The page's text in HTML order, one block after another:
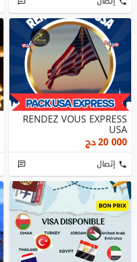
RENDEZ VOUS EXPRESS
USA
20 000دج
إتصال